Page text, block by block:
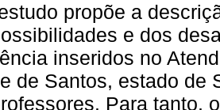
propõe a
e dos
inseridos no
de Santos, estado de
Para tanto,